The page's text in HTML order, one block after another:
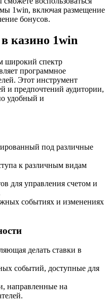
1win, включая размещение
бонусов.
казино 1win
широкий спектр
программное
Этот инструмент
и предпочтений аудитории,
удобный и
под различные
к различным видам
для управления счетом и
событиях и изменениях
делать ставки в
событий, доступные для
направленные на